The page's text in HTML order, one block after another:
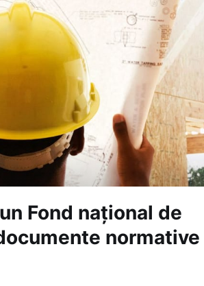
Fond național de
normative